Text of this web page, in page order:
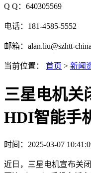
Q Q：640305569
电话：181-4585-5552
邮箱：alan.liu@szhtt-
当前位置： 首页 > 新闻
三星电机关
HDI智能手
时间：2025-03-07
近日，三星电机宣布关